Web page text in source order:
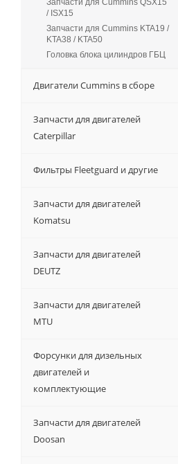
Запчасти для Cummins QSX15
/ ISX15
Запчасти для Cummins KTA19 /
KTA38 / KTA50
Головка блока цилиндров ГБЦ
Двигатели Cummins в сборе
Запчасти для двигателей
Caterpillar
Фильтры Fleetguard и другие
Запчасти для двигателей
Komatsu
Запчасти для двигателей
DEUTZ
Запчасти для двигателей
MTU
Форсунки для дизельных
двигателей и
комплектующие
Запчасти для двигателей
Doosan